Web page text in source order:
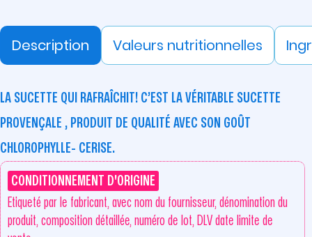
Description Valeurs nutritionnelles
LA SUCETTE QUI RAFRAÎCHIT! C’EST LA VÉRITABLE SUCETTE
PROVENÇALE , PRODUIT DE QUALITÉ AVEC SON GOÛT
CHLOROPHYLLE- CERISE.
CONDITIONNEMENT D'ORIGINE
Etiqueté par le fabricant, avec nom du fournisseur, dénomination du
produit, composition détaillée, numéro de lot, DLV date limite de